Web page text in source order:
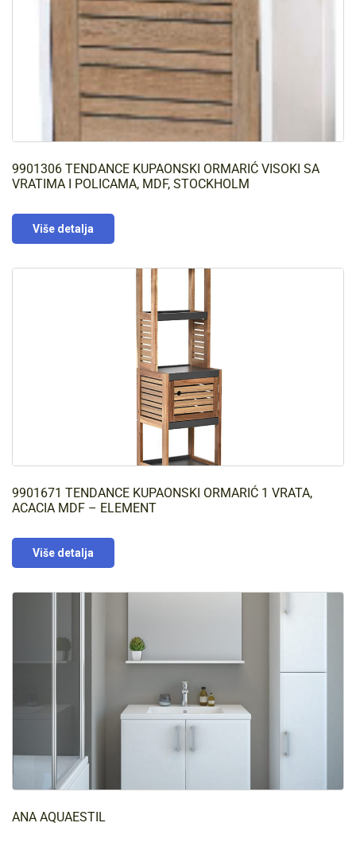
9901306 TENDANCE KUPAONSKI ORMARIĆ VISOKI SA
VRATIMA I POLICAMA, MDF, STOCKHOLM
Više detalja
9901671 TENDANCE KUPAONSKI ORMARIĆ 1 VRATA,
ACACIA MDF – ELEMENT
Više detalja
ANA AQUAESTIL